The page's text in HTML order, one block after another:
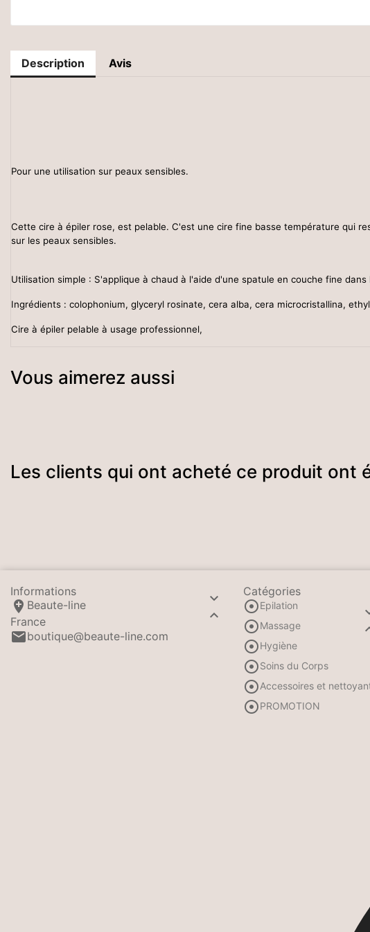
Description Avis
Pour une utilisation sur peaux sensibles.
Cette cire à épiler rose, est pelable. C'est une cire fine basse température qui
sur les peaux sensibles.
Utilisation simple : S'applique à chaud à l'aide d'une spatule en couche fine
Ingrédients : colophonium, glyceryl rosinate, cera alba, cera microcristallina,
Cire à épiler pelable à usage professionnel,
Vous aimerez aussi
Les clients qui ont acheté ce produit ont
Informations


 Beaute-line
France
boutique@beaute-line.com
Catégories
Epilation
Massage
Hygiène
Soins du Corps
Accessoires et
PROMOTION